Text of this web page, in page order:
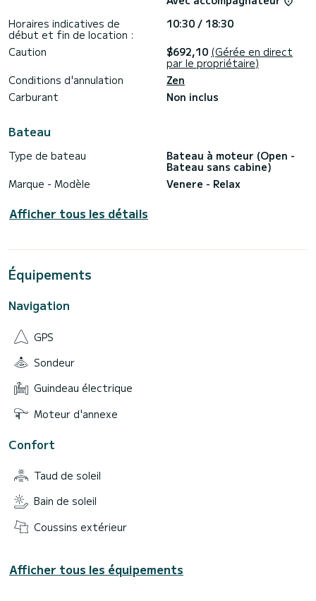
Horaires indicatives de
début et fin de location :
10:30 / 18:30
Caution
$692,10 (Gérée en direct
par le propriétaire)
Conditions d'annulation
Zen
Carburant
Non inclus
Bateau
Type de bateau
Bateau à moteur (Open -
Bateau sans cabine)
Marque - Modèle
Venere - Relax
Afficher tous les détails
Équipements
Navigation
GPS
Sondeur
Guindeau électrique
Moteur d'annexe
Confort
Taud de soleil
Bain de soleil
Coussins extérieur
Afficher tous les équipements